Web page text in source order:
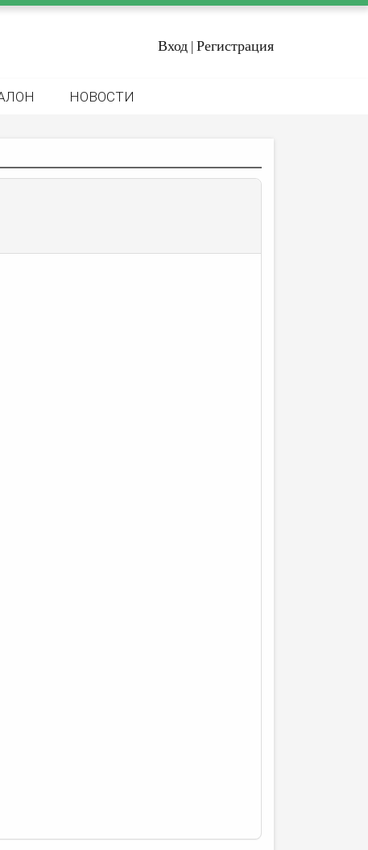
Вход | Регистрация
НОВОСТИ